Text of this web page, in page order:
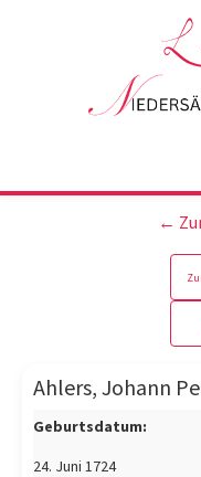
←
Ahlers, Johann
Geburtsdatum:
24. Juni 1724